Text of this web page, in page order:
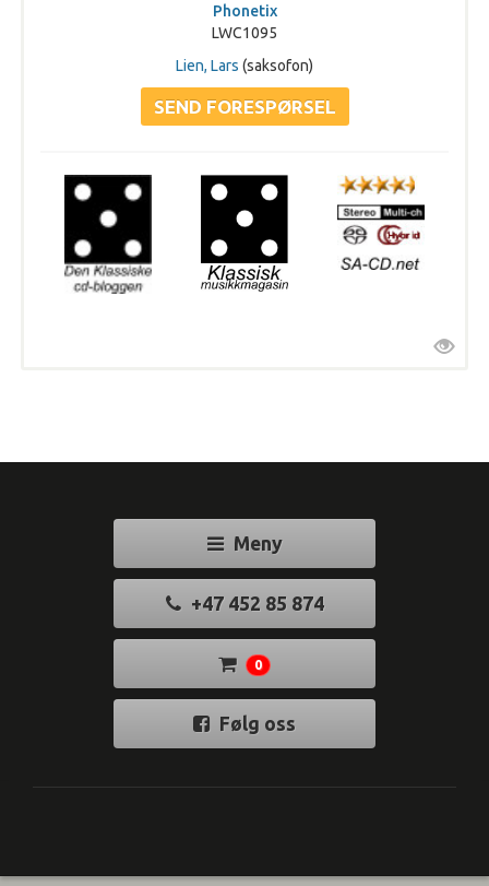
Phonetix
LWC1095
Lien, Lars (saksofon)
Meny
+47 452 85 874
0
Følg oss